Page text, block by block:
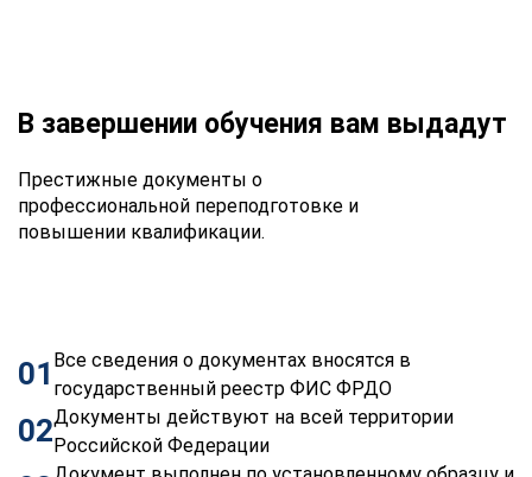
В завершении обучения вам выдадут
Престижные документы о
профессиональной переподготовке и
повышении квалификации.
01 Все сведения о документах вносятся в
государственный реестр ФИС ФРДО
02Документы действуют на всей территории
Российской Федерации